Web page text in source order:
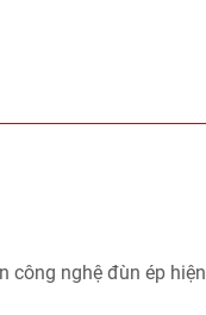
công nghệ đùn ép hiện